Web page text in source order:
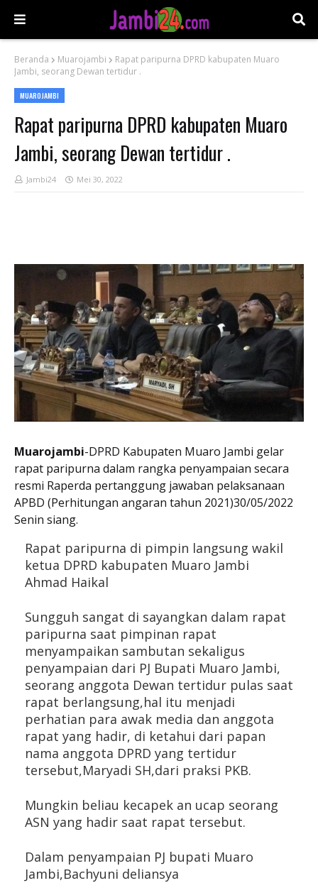
Beranda Muarojambi
Rapat paripurna DPRD kabupaten Muaro
Jambi, seorang Dewan tertidur .
MUAROJAMBI
Rapat paripurna DPRD kabupaten Muaro
Jambi, seorang Dewan tertidur .
Jambi24 Mei 30, 2022
Muarojambi-DPRD Kabupaten Muaro Jambi gelar
rapat paripurna dalam rangka penyampaian secara
resmi Raperda pertanggung jawaban pelaksanaan
APBD (Perhitungan angaran tahun 2021)30/05/2022
Senin siang.
Rapat paripurna di pimpin langsung wakil
ketua DPRD kabupaten Muaro Jambi
Ahmad Haikal
Sungguh sangat di sayangkan dalam rapat
paripurna saat pimpinan rapat
menyampaikan sambutan sekaligus
penyampaian dari PJ Bupati Muaro Jambi,
seorang anggota Dewan tertidur pulas saat
rapat berlangsung,hal itu menjadi
perhatian para awak media dan anggota
rapat yang hadir, di ketahui dari papan
nama anggota DPRD yang tertidur
tersebut,Maryadi SH,dari praksi PKB.
Mungkin beliau kecapek an ucap seorang
ASN yang hadir saat rapat tersebut.
Dalam penyampaian PJ bupati Muaro
Jambi,Bachyuni deliansya